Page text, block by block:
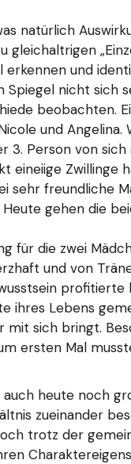
natürlich
und
Spiegel nicht sich
beobachten.
und Angelina.
3. Person von sich
eineiige Zwillinge
sehr freundliche
gehen die
für die zwei
und von
profitierte
ihres Lebens
mit sich bringt.
ersten Mal
heute noch
zueinander
trotz der